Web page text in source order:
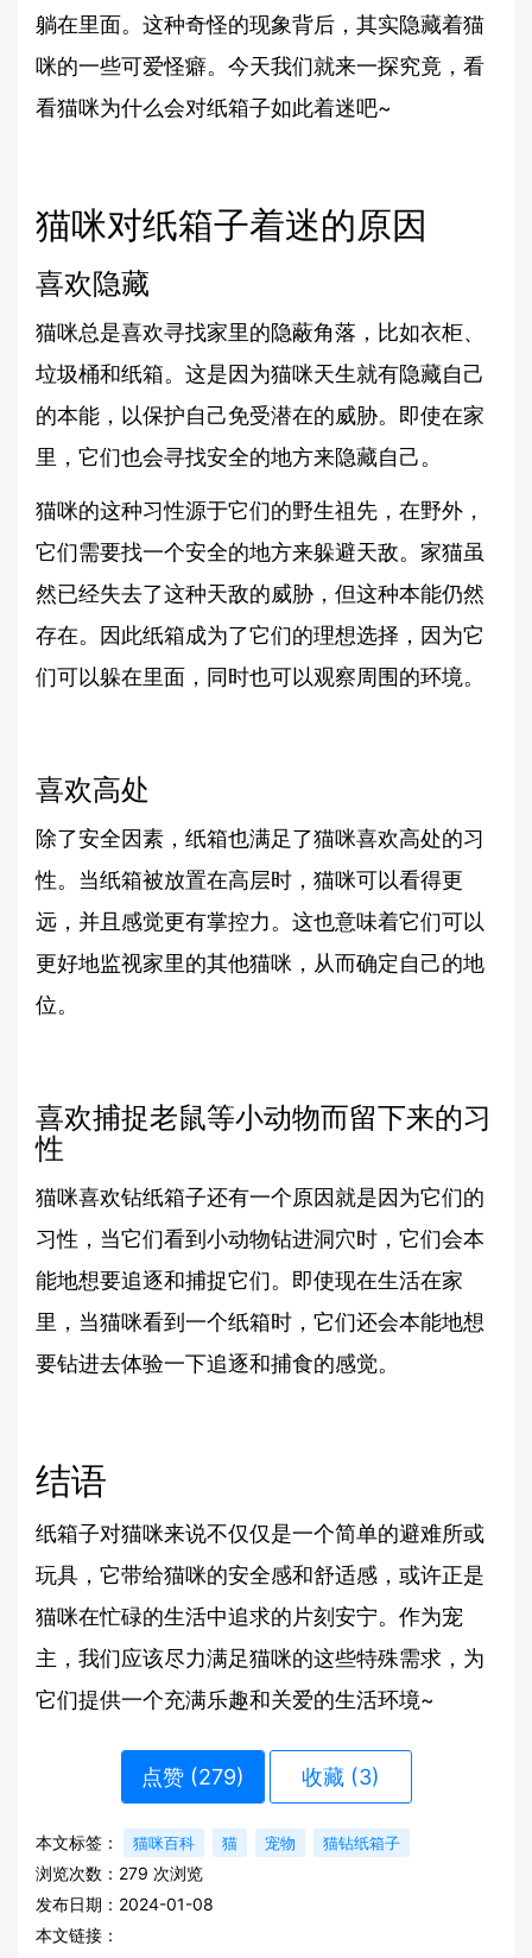
躺在里面。这种奇怪的现象背后，其实隐藏着猫
咪的一些可爱怪癖。今天我们就来一探究竟，看
看猫咪为什么会对纸箱子如此着迷吧~
猫咪对纸箱子着迷的原因
喜欢隐藏
猫咪总是喜欢寻找家里的隐蔽角落，比如衣柜、
垃圾桶和纸箱。这是因为猫咪天生就有隐藏自己
的本能，以保护自己免受潜在的威胁。即使在家
里，它们也会寻找安全的地方来隐藏自己。
猫咪的这种习性源于它们的野生祖先，在野外，
它们需要找一个安全的地方来躲避天敌。家猫虽
然已经失去了这种天敌的威胁，但这种本能仍然
存在。因此纸箱成为了它们的理想选择，因为它
们可以躲在里面，同时也可以观察周围的环境。
喜欢高处
除了安全因素，纸箱也满足了猫咪喜欢高处的习
性。当纸箱被放置在高层时，猫咪可以看得更
远，并且感觉更有掌控力。这也意味着它们可以
更好地监视家里的其他猫咪，从而确定自己的地
位。
喜欢捕捉老鼠等小动物而留下来的习
性
猫咪喜欢钻纸箱子还有一个原因就是因为它们的
习性，当它们看到小动物钻进洞穴时，它们会本
能地想要追逐和捕捉它们。即使现在生活在家
里，当猫咪看到一个纸箱时，它们还会本能地想
要钻进去体验一下追逐和捕食的感觉。
结语
纸箱子对猫咪来说不仅仅是一个简单的避难所或
玩具，它带给猫咪的安全感和舒适感，或许正是
猫咪在忙碌的生活中追求的片刻安宁。作为宠
主，我们应该尽力满足猫咪的这些特殊需求，为
它们提供一个充满乐趣和关爱的生活环境~
点赞 (279) 收藏 (3)
本文标签： 猫咪百科 猫 宠物 猫钻纸箱子
浏览次数： 279 次浏览
发布日期：2024-01-08
本文链接：